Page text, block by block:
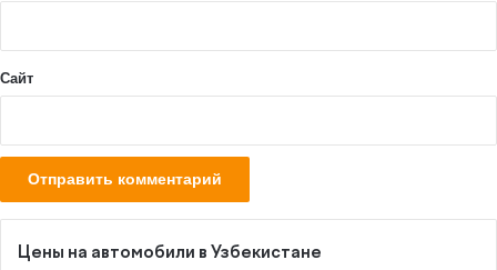
Сайт
Цены на автомобили в Узбекистане